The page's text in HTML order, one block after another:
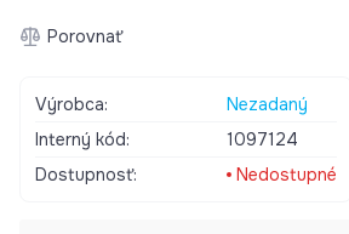
Porovnať
Výrobca:
Nezadaný
Interný kód:
1097124
Dostupnosť:
Nedostupné